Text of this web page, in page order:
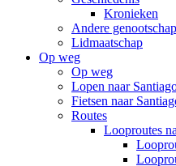
Kronieken
Andere
Lidmaatschap
Op weg
Op weg
Lopen naar
Fietsen naar
Routes
Looproutes